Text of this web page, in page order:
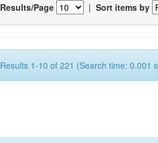
Results/Page | Sort items by
Results 1-10 of 221 (Search time: 0.001